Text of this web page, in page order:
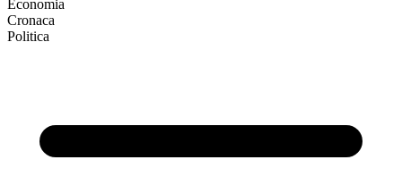
Economia
Cronaca
Politica